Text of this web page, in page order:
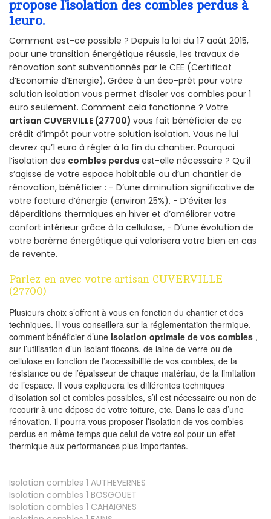
propose l’isolation des combles perdus à
1euro.
Comment est-ce possible ? Depuis la loi du 17 août 2015,
pour une transition énergétique réussie, les travaux de
rénovation sont subventionnés par le CEE (Certificat
d’Economie d’Energie). Grâce à un éco-prêt pour votre
solution isolation vous permet d’isoler vos combles pour 1
euro seulement. Comment cela fonctionne ? Votre
artisan CUVERVILLE (27700) vous fait bénéficier de ce
crédit d’impôt pour votre solution isolation. Vous ne lui
devrez qu’1 euro à régler à la fin du chantier. Pourquoi
l’isolation des combles perdus est-elle nécessaire ? Qu’il
s’agisse de votre espace habitable ou d’un chantier de
rénovation, bénéficier : - D’une diminution significative de
votre facture d’énergie (environ 25%), - D’éviter les
déperditions thermiques en hiver et d’améliorer votre
confort intérieur grâce à la cellulose, - D’une évolution de
votre barème énergétique qui valorisera votre bien en cas
de revente.
Parlez-en avec votre artisan CUVERVILLE
(27700)
Plusieurs choix s’offrent à vous en fonction du chantier et des
techniques. Il vous conseillera sur la réglementation thermique,
comment bénéficier d’une isolation optimale de vos combles ,
sur l’utilisation d’un isolant flocons, de laine de verre ou de
cellulose en fonction de l’accessibilité de vos combles, de la
résistance ou de l’épaisseur de chaque matériau, de la limitation
de l’espace. Il vous expliquera les différentes techniques
d’isolation sol et combles possibles, s’il est nécessaire ou non de
recourir à une dépose de votre toiture, etc. Dans le cas d’une
rénovation, il pourra vous proposer l’isolation de vos combles
perdus en même temps que celui de votre sol pour un effet
thermique aux performances plus importantes.
Isolation combles 1 AUTHEVERNES
Isolation combles 1 BOSGOUET
Isolation combles 1 CAHAIGNES